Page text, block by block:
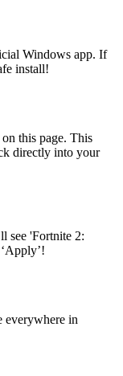
Windows app. If
install!
this page. This
directly into your
see 'Fortnite 2:
everywhere in